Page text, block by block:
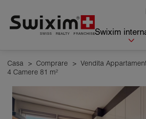
Swixim
Casa > Comprare > Vendita
4 Camere 81 m²